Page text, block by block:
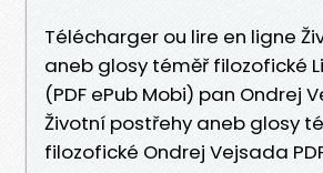
Télécharger ou lire en ligne
aneb glosy téměř filozofické
(PDF ePub Mobi) pan Ondrej
Životní postřehy aneb glosy
filozofické Ondrej Vejsada